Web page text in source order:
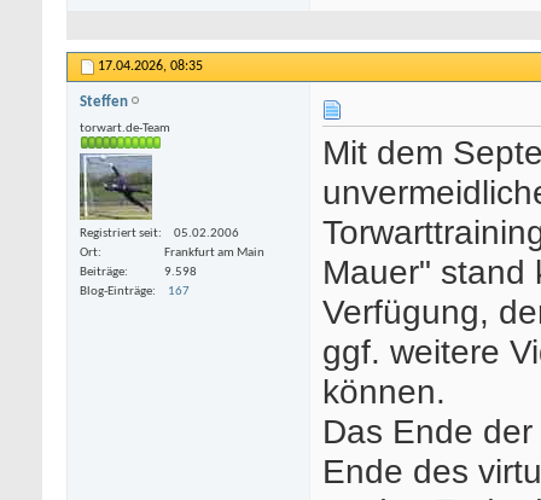
17.04.2026, 08:35
Steffen
torwart.de-Team
Registriert seit
05.02.2006
Ort
Frankfurt am Main
Beiträge
9.598
Blog-Einträge
167
Mit dem
Mauer" stand
Verfügung,
ggf. weitere
können.
Das Ende
Ende des